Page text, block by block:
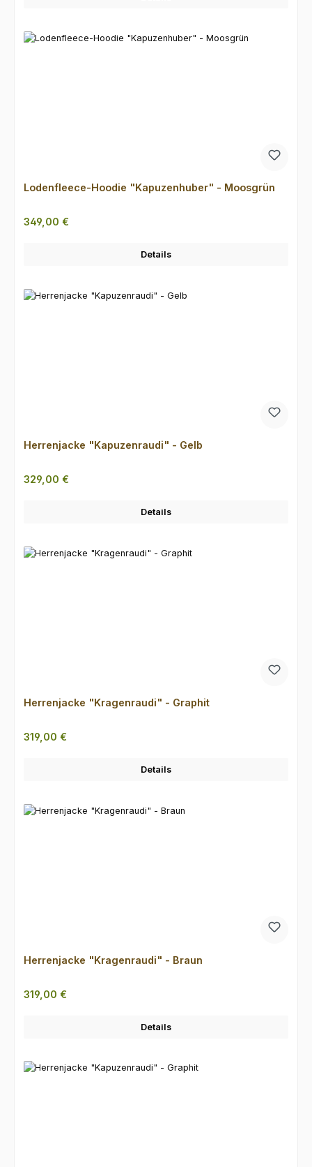
Lodenfleece-Hoodie "Kapuzenhuber" - Moosgrün
Regulärer Preis:
349,00 €
Details
Herrenjacke "Kapuzenraudi" - Gelb
Regulärer Preis:
329,00 €
Details
Herrenjacke "Kragenraudi" - Graphit
Regulärer Preis:
319,00 €
Details
Herrenjacke "Kragenraudi" - Braun
Regulärer Preis:
319,00 €
Details